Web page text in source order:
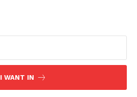
I WANT IN